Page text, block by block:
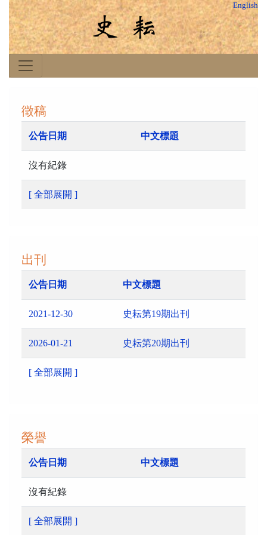
English
徵稿
公告日期 中文標題
沒有紀錄
[ 全部展開 ]
出刊
公告日期 中文標題
2021-12-30 史耘第19期出刊
2026-01-21 史耘第20期出刊
[ 全部展開 ]
榮譽
公告日期 中文標題
沒有紀錄
[ 全部展開 ]